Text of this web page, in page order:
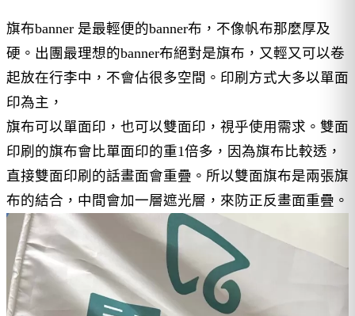
旗布banner 是最輕便的banner布，不像帆布那麼厚及
硬。出團最理想的banner布絕對是旗布，又輕又可以卷
起放在行李中，不會佔很多空間。印刷方式大多以單面
印為主，
旗布可以單面印，也可以雙面印，視乎使用需求。雙面
印刷的旗布會比單面印的重1倍多，因為旗布比較透，
直接雙面印刷的話畫面會重疊。所以雙面旗布是兩張旗
布的結合，中間會加一層遮光層，來防正反畫面重疊。